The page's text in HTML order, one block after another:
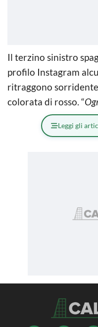
Il terzino sinistro
profilo Instagram
ritraggono
colorata di rosso. “
Leggi gli